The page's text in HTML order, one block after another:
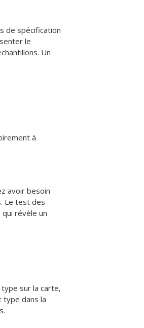
de spécification
le
Un
à
avoir besoin
Le test des
révèle un
sur la carte,
type dans la